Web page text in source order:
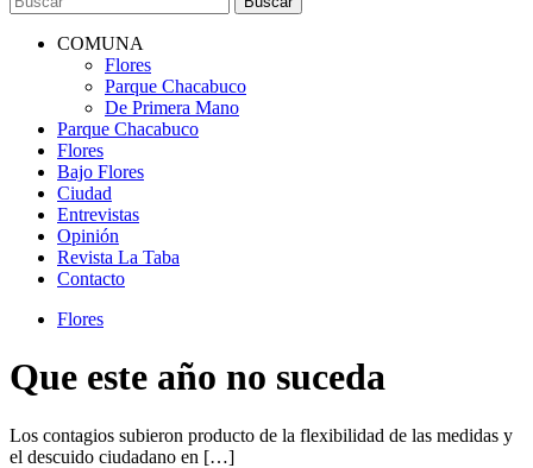
COMUNA
Flores
Parque Chacabuco
De Primera Mano
Parque Chacabuco
Flores
Bajo Flores
Ciudad
Entrevistas
Opinión
Revista La Taba
Contacto
Flores
Que este año no suceda
Los contagios subieron producto de la flexibilidad de las medidas y
el descuido ciudadano en […]